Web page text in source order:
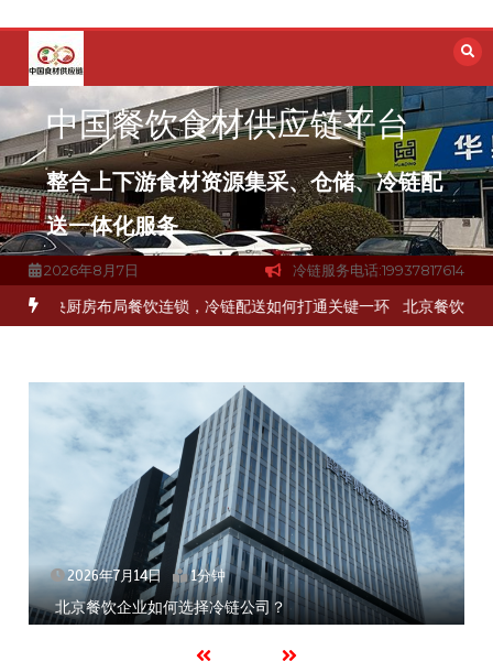
容
中国餐饮食材供应链平台
整合上下游食材资源集采、仓储、冷链配
送一体化服务
2026年8月7日 冷链服务电话:19937817614
食材流通难题？ 杭州中央厨房布局餐饮连锁，冷链配送如何打通关
2026年7月14日 1分钟
北京餐饮企业如何选择冷链公司？